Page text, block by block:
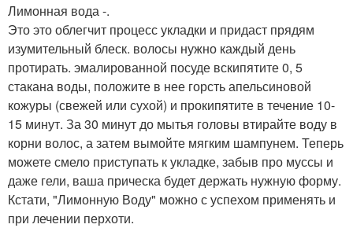
Лимонная вода -.
Это это облегчит процесс укладки и придаст прядям
изумительный блеск. волосы нужно каждый день
протирать. эмалированной посуде вскипятите 0, 5
стакана воды, положите в нее горсть апельсиновой
кожуры (свежей или сухой) и прокипятите в течение 10-
15 минут. За 30 минут до мытья головы втирайте воду в
корни волос, а затем вымойте мягким шампунем. Теперь
можете смело приступать к укладке, забыв про муссы и
даже гели, ваша прическа будет держать нужную форму.
Кстати, "Лимонную Воду" можно с успехом применять и
при лечении перхоти.